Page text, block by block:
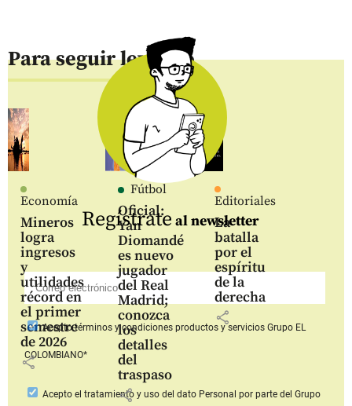
Para seguir leyendo
Economía
Mineros
logra
ingresos
y
utilidades
récord en
el primer
semestre
de 2026
share
Fútbol
Oficial:
Yan
Diomandé
es nuevo
jugador
del Real
Madrid;
conozca
los
detalles
del
traspaso
share
Editoriales
La
batalla
por el
espíritu
de la
derecha
share
Regístrate al newsletter
Aceptotérminos y condiciones productos y serviciosGrupo EL
COLOMBIANO*
Acepto el tratamiento y uso del dato Personal por parte del Grupo